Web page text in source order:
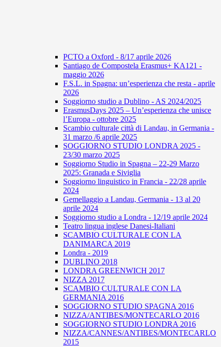
PCTO a Oxford - 8/17 aprile 2026
Santiago de Compostela Erasmus+ KA121 -
maggio 2026
F.S.L. in Spagna: un’esperienza che resta - aprile
2026
Soggiorno studio a Dublino - AS 2024/2025
ErasmusDays 2025 – Un’esperienza che unisce
l’Europa - ottobre 2025
Scambio culturale città di Landau, in Germania -
31 marzo /6 aprile 2025
SOGGIORNO STUDIO LONDRA 2025 -
23/30 marzo 2025
Soggiorno Studio in Spagna – 22-29 Marzo
2025: Granada e Siviglia
Soggiorno linguistico in Francia - 22/28 aprile
2024
Gemellaggio a Landau, Germania - 13 al 20
aprile 2024
Soggiorno studio a Londra - 12/19 aprile 2024
Teatro lingua inglese Danesi-Italiani
SCAMBIO CULTURALE CON LA
DANIMARCA 2019
Londra - 2019
DUBLINO 2018
LONDRA GREENWICH 2017
NIZZA 2017
SCAMBIO CULTURALE CON LA
GERMANIA 2016
SOGGIORNO STUDIO SPAGNA 2016
NIZZA/ANTIBES/MONTECARLO 2016
SOGGIORNO STUDIO LONDRA 2016
NIZZA/CANNES/ANTIBES/MONTECARLO
2015